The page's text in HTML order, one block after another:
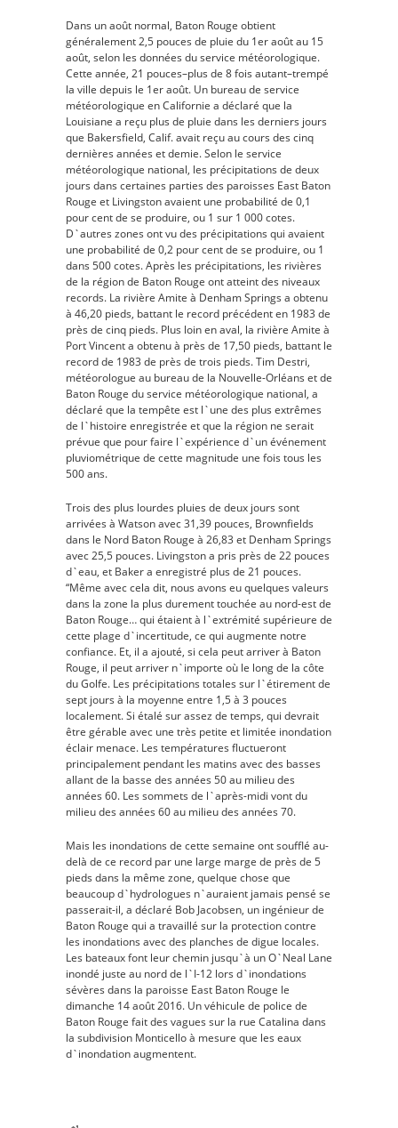
Dans un août normal, Baton Rouge obtient
généralement 2,5 pouces de pluie du 1er août au 15
août, selon les données du service météorologique.
Cette année, 21 pouces–plus de 8 fois autant–trempé
la ville depuis le 1er août. Un bureau de service
météorologique en Californie a déclaré que la
Louisiane a reçu plus de pluie dans les derniers jours
que Bakersfield, Calif. avait reçu au cours des cinq
dernières années et demie. Selon le service
météorologique national, les précipitations de deux
jours dans certaines parties des paroisses East Baton
Rouge et Livingston avaient une probabilité de 0,1
pour cent de se produire, ou 1 sur 1 000 cotes.
D`autres zones ont vu des précipitations qui avaient
une probabilité de 0,2 pour cent de se produire, ou 1
dans 500 cotes. Après les précipitations, les rivières
de la région de Baton Rouge ont atteint des niveaux
records. La rivière Amite à Denham Springs a obtenu
à 46,20 pieds, battant le record précédent en 1983 de
près de cinq pieds. Plus loin en aval, la rivière Amite à
Port Vincent a obtenu à près de 17,50 pieds, battant le
record de 1983 de près de trois pieds. Tim Destri,
météorologue au bureau de la Nouvelle-Orléans et de
Baton Rouge du service météorologique national, a
déclaré que la tempête est l`une des plus extrêmes
de l`histoire enregistrée et que la région ne serait
prévue que pour faire l`expérience d`un événement
pluviométrique de cette magnitude une fois tous les
500 ans.
Trois des plus lourdes pluies de deux jours sont
arrivées à Watson avec 31,39 pouces, Brownfields
dans le Nord Baton Rouge à 26,83 et Denham Springs
avec 25,5 pouces. Livingston a pris près de 22 pouces
d`eau, et Baker a enregistré plus de 21 pouces.
“Même avec cela dit, nous avons eu quelques valeurs
dans la zone la plus durement touchée au nord-est de
Baton Rouge… qui étaient à l`extrémité supérieure de
cette plage d`incertitude, ce qui augmente notre
confiance. Et, il a ajouté, si cela peut arriver à Baton
Rouge, il peut arriver n`importe où le long de la côte
du Golfe. Les précipitations totales sur l`étirement de
sept jours à la moyenne entre 1,5 à 3 pouces
localement. Si étalé sur assez de temps, qui devrait
être gérable avec une très petite et limitée inondation
éclair menace. Les températures fluctueront
principalement pendant les matins avec des basses
allant de la basse des années 50 au milieu des
années 60. Les sommets de l`après-midi vont du
milieu des années 60 au milieu des années 70.
Mais les inondations de cette semaine ont soufflé au-
delà de ce record par une large marge de près de 5
pieds dans la même zone, quelque chose que
beaucoup d`hydrologues n`auraient jamais pensé se
passerait-il, a déclaré Bob Jacobsen, un ingénieur de
Baton Rouge qui a travaillé sur la protection contre
les inondations avec des planches de digue locales.
Les bateaux font leur chemin jusqu`à un O`Neal Lane
inondé juste au nord de l`I-12 lors d`inondations
sévères dans la paroisse East Baton Rouge le
dimanche 14 août 2016. Un véhicule de police de
Baton Rouge fait des vagues sur la rue Catalina dans
la subdivision Monticello à mesure que les eaux
d`inondation augmentent.